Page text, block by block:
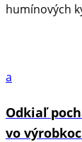
humínových
a
Odkiaľ
vo